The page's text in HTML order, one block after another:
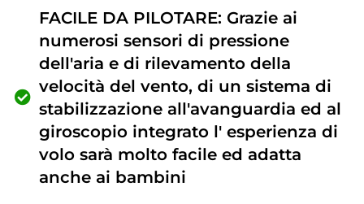
FACILE DA PILOTARE: Grazie ai
numerosi sensori di pressione
dell'aria e di rilevamento della
velocità del vento, di un sistema di
stabilizzazione all'avanguardia ed al
giroscopio integrato l' esperienza di
volo sarà molto facile ed adatta
anche ai bambini